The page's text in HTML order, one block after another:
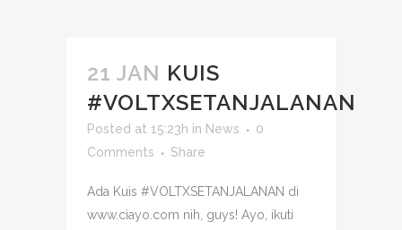
21 JAN KUIS
#VOLTXSETANJALANAN
Posted at 15:23h in News
0
Comments
Share
Ada Kuis #VOLTXSETANJALANAN di
www.ciayo.com nih, guys! Ayo, ikuti